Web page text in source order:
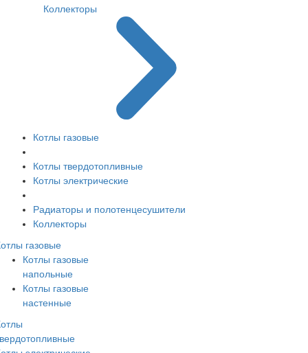
Коллекторы
Котлы газовые
Котлы твердотопливные
Котлы электрические
Радиаторы и полотенцесушители
Коллекторы
газовые
Котлы газовые
напольные
Котлы газовые
настенные